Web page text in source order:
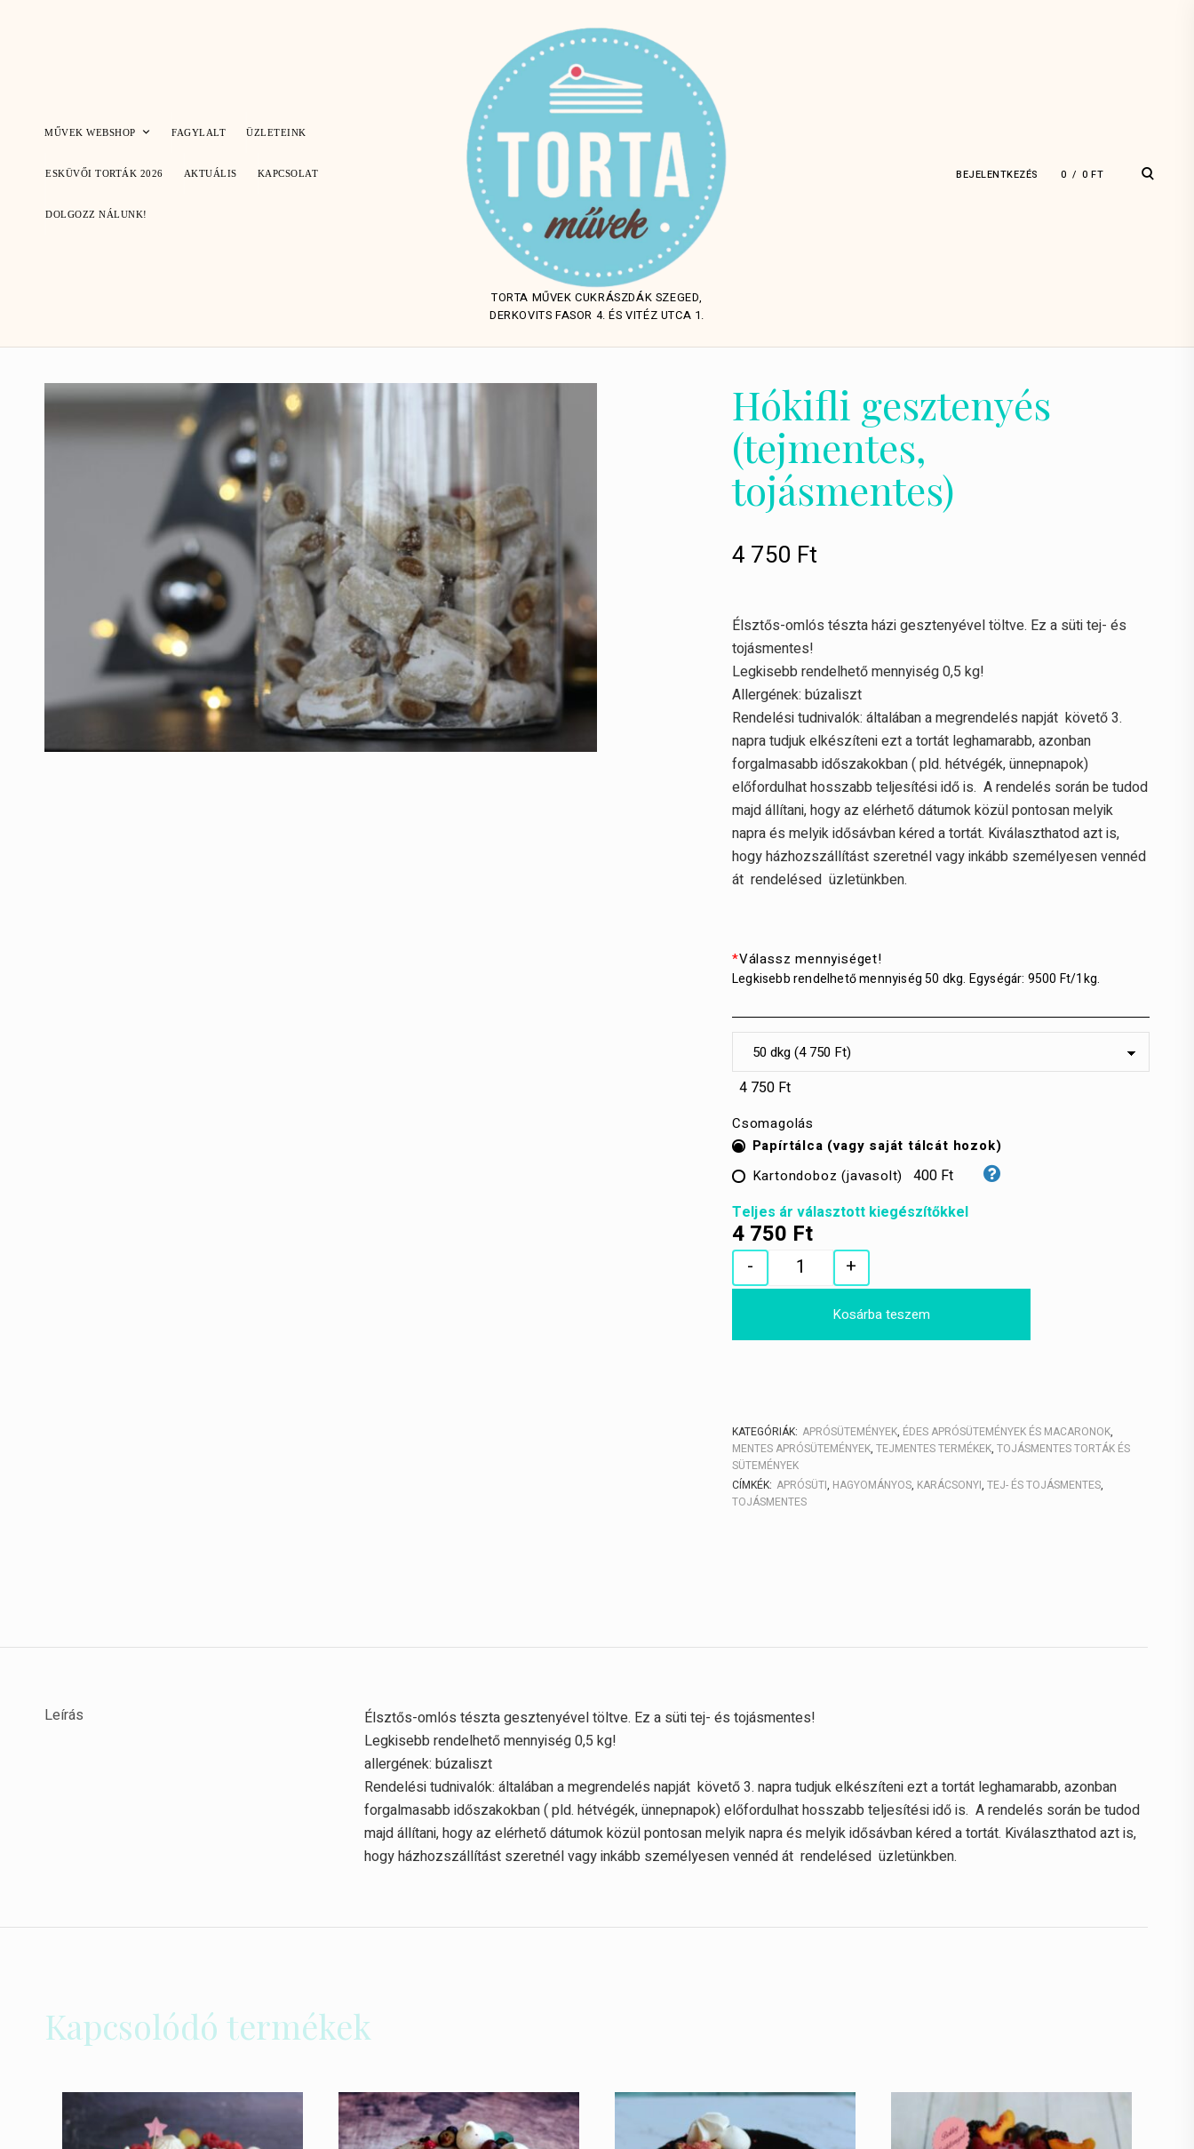
MŰVEK WEBSHOP FAGYLALT ÜZLETEINK
ESKÜVŐI TORTÁK 2026 AKTUÁLIS KAPCSOLAT
DOLGOZZ NÁLUNK!
TORTA MŰVEK CUKRÁSZDÁK SZEGED,
DERKOVITS FASOR 4. ÉS VITÉZ UTCA 1.
BEJELENTKEZÉS 0 0 FT
open
Hókifli gesztenyés
(tejmentes,
tojásmentes)
4 750 Ft
Élsztős-omlós tészta házi gesztenyével töltve. Ez a süti tej- és
tojásmentes!
Legkisebb rendelhető mennyiség 0,5 kg!
Allergének: búzaliszt
Rendelési tudnivalók: általában a megrendelés napját követő 3.
napra tudjuk elkészíteni ezt a tortát leghamarabb, azonban
forgalmasabb időszakokban ( pld. hétvégék, ünnepnapok)
előfordulhat hosszabb teljesítési idő is. A rendelés során be tudod
majd állítani, hogy az elérhető dátumok közül pontosan melyik
napra és melyik idősávban kéred a tortát. Kiválaszthatod azt is,
hogy házhozszállítást szeretnél vagy inkább személyesen vennéd
át rendelésed üzletünkben.
*Válassz mennyiséget!
Legkisebb rendelhető mennyiség 50 dkg. Egységár: 9500 Ft/1kg.
4 750 Ft
Csomagolás
Papírtálca (vagy saját tálcát hozok)
Kartondoboz (javasolt)
400 Ft
Teljes ár választott kiegészítőkkel
4 750 Ft
Quantity
- +
Kosárba teszem
KATEGÓRIÁK: APRÓSÜTEMÉNYEK, ÉDES APRÓSÜTEMÉNYEK ÉS MACARONOK,
MENTES APRÓSÜTEMÉNYEK, TEJMENTES TERMÉKEK, TOJÁSMENTES TORTÁK ÉS
SÜTEMÉNYEK
CÍMKÉK: APRÓSÜTI, HAGYOMÁNYOS, KARÁCSONYI, TEJ- ÉS TOJÁSMENTES,
TOJÁSMENTES
Leírás
Élsztős-omlós tészta gesztenyével töltve. Ez a süti tej- és tojásmentes!
Legkisebb rendelhető mennyiség 0,5 kg!
allergének: búzaliszt
Rendelési tudnivalók: általában a megrendelés napját követő 3. napra tudjuk elkészíteni ezt a tortát leghamarabb, azonban
forgalmasabb időszakokban ( pld. hétvégék, ünnepnapok) előfordulhat hosszabb teljesítési idő is. A rendelés során be tudod
majd állítani, hogy az elérhető dátumok közül pontosan melyik napra és melyik idősávban kéred a tortát. Kiválaszthatod azt is,
hogy házhozszállítást szeretnél vagy inkább személyesen vennéd át rendelésed üzletünkben.
Kapcsolódó termékek